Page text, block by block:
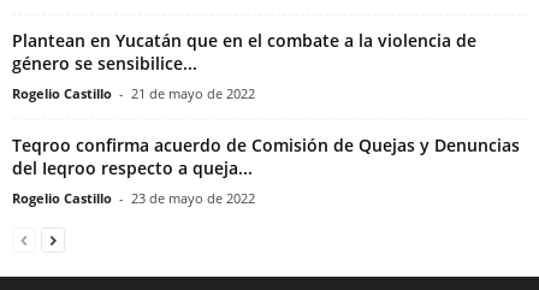
Plantean en Yucatán que en el combate a la violencia de
género se sensibilice...
Rogelio Castillo - 21 de mayo de 2022
Teqroo confirma acuerdo de Comisión de Quejas y Denuncias
del Ieqroo respecto a queja...
Rogelio Castillo - 23 de mayo de 2022